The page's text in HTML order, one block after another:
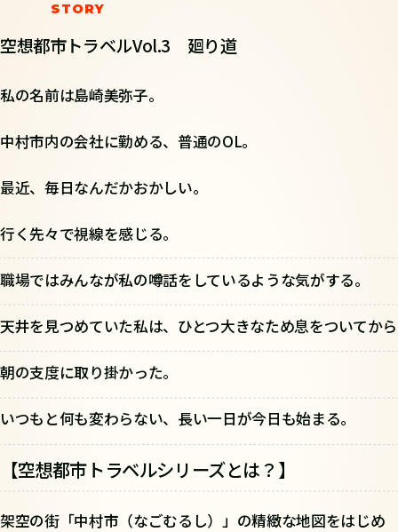
空想都市トラベルVol.3 廻り道
私の名前は島崎美弥子。
中村市内の会社に勤める、普通のOL。
最近、毎日なんだかおかしい。
行く先々で視線を感じる。
職場ではみんなが私の噂話をしているような気がする。
天井を見つめていた私は、ひとつ大きなため息をついてから
朝の支度に取り掛かった。
いつもと何も変わらない、長い一日が今日も始まる。
【空想都市トラベルシリーズとは？】
架空の街「中村市（なごむるし）」の精緻な地図をはじめ